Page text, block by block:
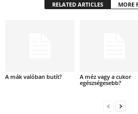
RELATED ARTICLES MORE
A mák valóban butít?
A méz vagy a cukor
egészségesebb?